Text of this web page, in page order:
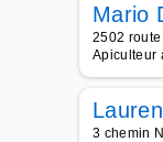
Mario
2502
Apiculteur
3 chemin